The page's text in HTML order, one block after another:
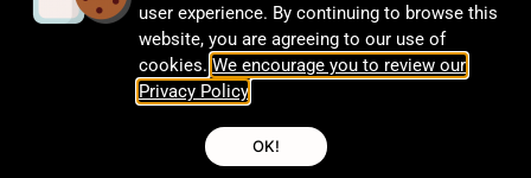
UN MUST-HAVE PER OGNI
BORSA DA VIAGGIO DEL
FOTOGRAFO
If you’re traveling, you know the hassle of carrying
user experience. By continuing to browse this
website, you are agreeing to our use of
cookies. We encourage you to review our
Privacy Policy
OK!